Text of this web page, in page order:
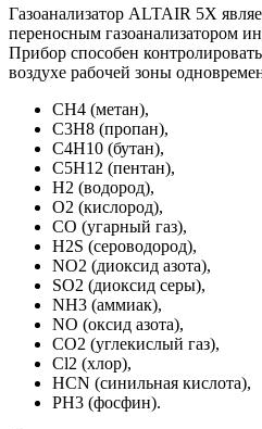
Газоанализатор ALTAIR 5X
переносным газоанализатором
Прибор способен
воздухе рабочей зоны
CH4 (метан),
C3H8 (пропан),
C4H10 (бутан),
C5H12 (пентан),
H2 (водород),
O2 (кислород),
CO (угарный газ),
H2S (сероводород),
NO2 (диоксид азота),
SO2 (диоксид серы),
NH3 (аммиак),
NO (оксид азота),
CO2 (углекислый газ),
Cl2 (хлор),
HCN (синильная кислота),
PH3 (фосфин).